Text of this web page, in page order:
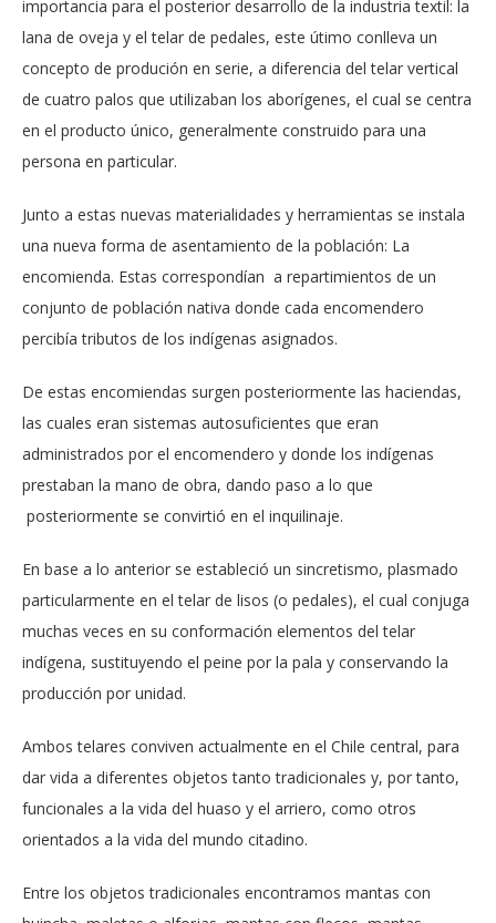
importancia para el posterior desarrollo de la industria textil: la
lana de oveja y el telar de pedales, este útimo conlleva un
concepto de produción en serie, a diferencia del telar vertical
de cuatro palos que utilizaban los aborígenes, el cual se centra
en el producto único, generalmente construido para una
persona en particular.
Junto a estas nuevas materialidades y herramientas se instala
una nueva forma de asentamiento de la población: La
encomienda. Estas correspondían a repartimientos de un
conjunto de población nativa donde cada encomendero
percibía tributos de los indígenas asignados.
De estas encomiendas surgen posteriormente las haciendas,
las cuales eran sistemas autosuficientes que eran
administrados por el encomendero y donde los indígenas
prestaban la mano de obra, dando paso a lo que
posteriormente se convirtió en el inquilinaje.
En base a lo anterior se estableció un sincretismo, plasmado
particularmente en el telar de lisos (o pedales), el cual conjuga
muchas veces en su conformación elementos del telar
indígena, sustituyendo el peine por la pala y conservando la
producción por unidad.
Ambos telares conviven actualmente en el Chile central, para
dar vida a diferentes objetos tanto tradicionales y, por tanto,
funcionales a la vida del huaso y el arriero, como otros
orientados a la vida del mundo citadino.
Entre los objetos tradicionales encontramos mantas con